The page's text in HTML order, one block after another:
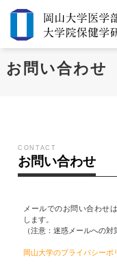
お問い合わせ
CONTACT
お問い合わせ
メールでのお問い合わせは
します。
（注意：迷惑メールへの
岡山大学のプライバシーポ